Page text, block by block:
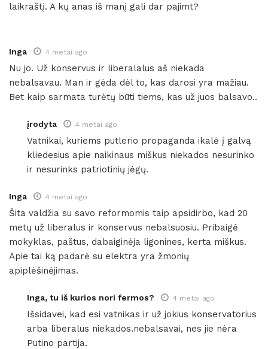
laikraštį. A kų anas iš manį gali dar pajimt?
Inga 4 metai ago
Nu jo. Už konservus ir liberalalus aš niekada
nebalsavau. Man ir gėda dėl to, kas darosi yra mažiau.
Bet kaip sarmata turėtų būti tiems, kas už juos balsavo..
įrodyta 4 metai ago
Vatnikai, kuriems putlerio propaganda ikalė į galvą
kliedesius apie naikinaus miškus niekados nesurinko
ir nesurinks patriotinių jėgų.
Inga 4 metai ago
Šita valdžia su savo reformomis taip apsidirbo, kad 20
metų už liberalus ir konservus nebalsuosiu. Pribaigė
mokyklas, paštus, dabaiginėja ligonines, kerta miškus.
Apie tai ką padarė su elektra yra žmonių
apiplėšinėjimas.
Inga, tu iš kurios nori fermos? 4 metai ago
Išsidavei, kad esi vatnikas ir už jokius konservatorius
arba liberalus niekados.nebalsavai, nes jie nėra
Putino partija.